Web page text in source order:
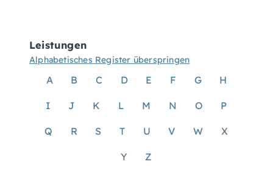
Leistungen
Alphabetisches Register überspringen
A B C D E F G H
I J K L M N O P
Q R S T U V W X
Y Z